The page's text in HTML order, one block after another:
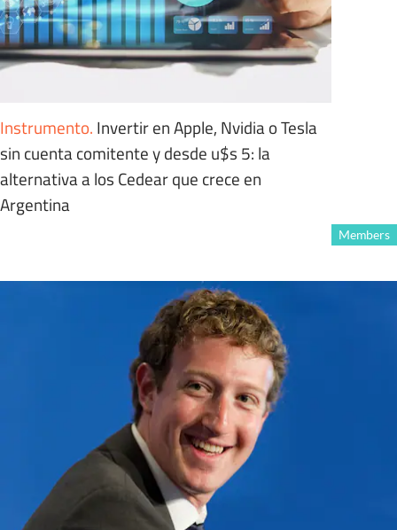
Instrumento. Invertir en Apple, Nvidia o Tesla
sin cuenta comitente y desde u$s 5: la
alternativa a los Cedear que crece en
Argentina
Members